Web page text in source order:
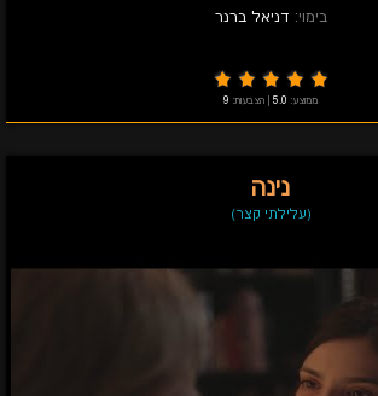
בימוי: דניאל ברנר
ממוצע: 5.0 הצבעות: 9
נינה
(עלילתי קצר)